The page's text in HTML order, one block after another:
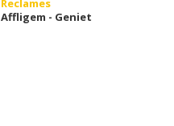
Reclames
Affligem - Geniet